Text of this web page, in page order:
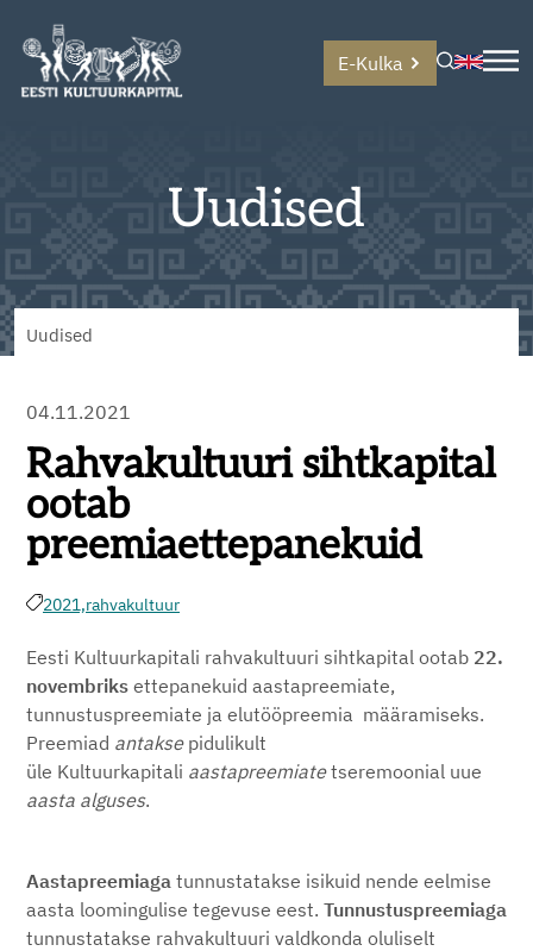
E-Kulka
Uudised
Uudised
04.11.2021
Rahvakultuuri sihtkapital
ootab
preemiaettepanekuid
2021,rahvakultuur
Eesti Kultuurkapitali rahvakultuuri sihtkapital ootab 22.
novembriks ettepanekuid aastapreemiate,
tunnustuspreemiate ja elutööpreemia määramiseks.
Preemiad antaksepidulikult
üle Kultuurkapitali aastapreemiatetseremoonial uue
aasta alguses.
Aastapreemiaga tunnustatakse isikuid nende eelmise
aasta loomingulise tegevuse eest. Tunnustuspreemiaga
tunnustatakse rahvakultuuri valdkonda oluliselt